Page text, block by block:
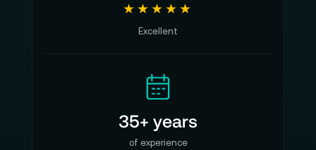
★★★★★
Excellent
35+ years
of experience